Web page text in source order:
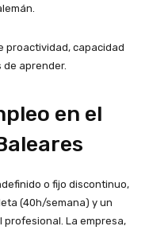
proactividad, capacidad
de aprender.
en el
o fijo discontinuo,
(40h/semana) y un
La empresa,